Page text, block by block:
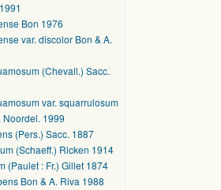
Bon 1976
var. discolor Bon & A.
(Chevall.) Sacc.
var. squarrulosum
Noordel. 1999
(Pers.) Sacc. 1887
(Schaeff.) Ricken 1914
(Paulet : Fr.) Gillet 1874
Bon & A. Riva 1988